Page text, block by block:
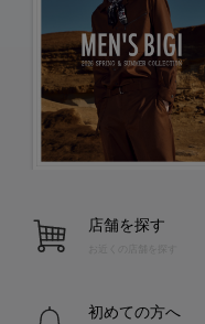
店舗を探す
お近くの店舗を探す
初めての方へ